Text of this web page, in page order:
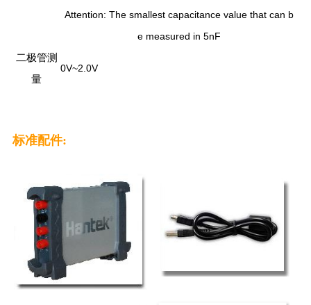
Attention: The smallest capacitance value that can b
e measured in 5nF
二极管测
量
0V~2.0V
标准配件: